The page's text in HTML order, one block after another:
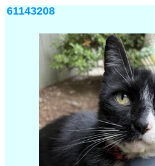
61143208